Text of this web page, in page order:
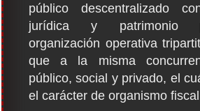
público descentralizado
jurídica y patrimonio
organización operativa
que a la misma
público, social y privado, el
el carácter de organismo